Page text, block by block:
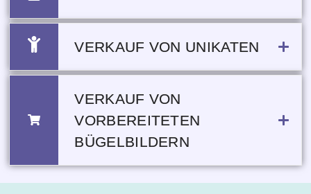
VERKAUF VON UNIKATEN
VERKAUF VON
VORBEREITETEN
BÜGELBILDERN